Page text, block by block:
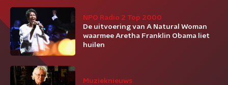
NPO Radio 2 Top 2000
De uitvoering van A Natural Woman
waarmee Aretha Franklin Obama liet
huilen
Muzieknieuws